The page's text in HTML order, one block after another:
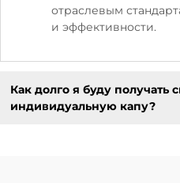
отраслевым
и эффективности.
Как долго я буду получать
индивидуальную капу?